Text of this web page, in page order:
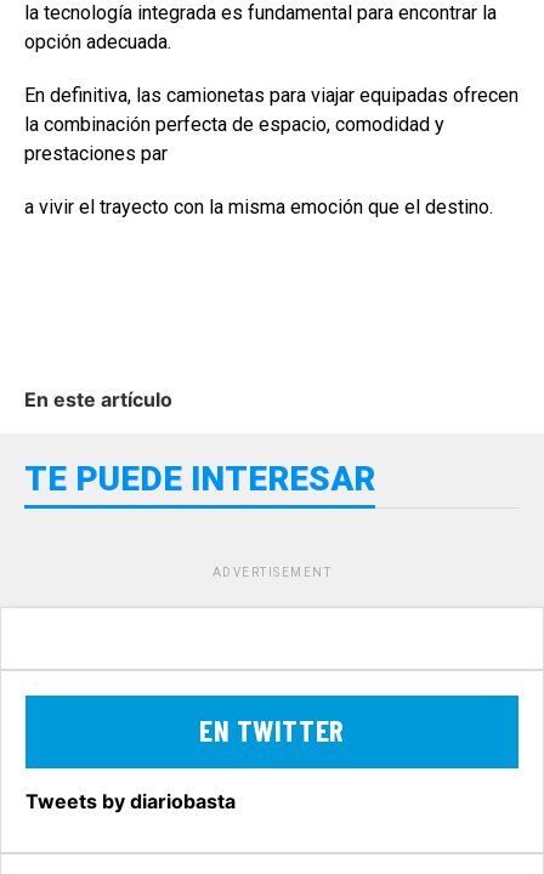
la tecnología integrada es fundamental para encontrar la
opción adecuada.
En definitiva, las camionetas para viajar equipadas ofrecen
la combinación perfecta de espacio, comodidad y
prestaciones par
a vivir el trayecto con la misma emoción que el destino.
En este artículo
TE PUEDE INTERESAR
ADVERTISEMENT
EN TWITTER
Tweets by diariobasta